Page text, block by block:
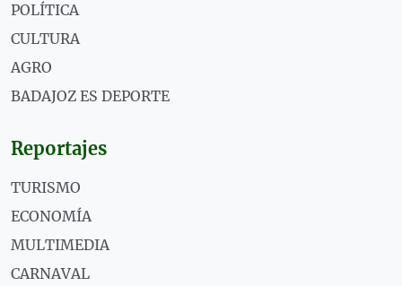
POLÍTICA
CULTURA
AGRO
BADAJOZ ES DEPORTE
Reportajes
TURISMO
ECONOMÍA
MULTIMEDIA
CARNAVAL